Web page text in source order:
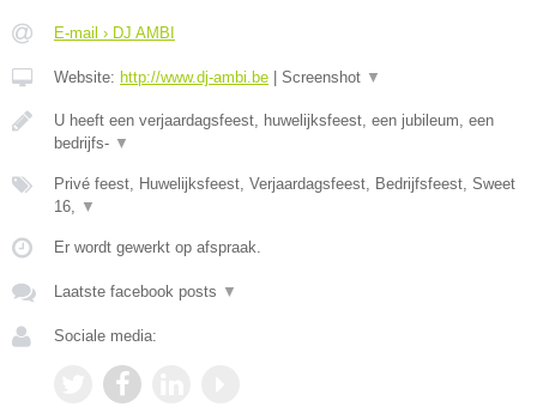
E-mail › DJ AMBI
Website: http://www.dj-ambi.be Screenshot ▼
U heeft een verjaardagsfeest, huwelijksfeest, een jubileum, een
bedrijfs- ▼
Privé feest, Huwelijksfeest, Verjaardagsfeest, Bedrijfsfeest, Sweet
16, ▼
Er wordt gewerkt op afspraak.
Laatste facebook posts ▼
Sociale media: